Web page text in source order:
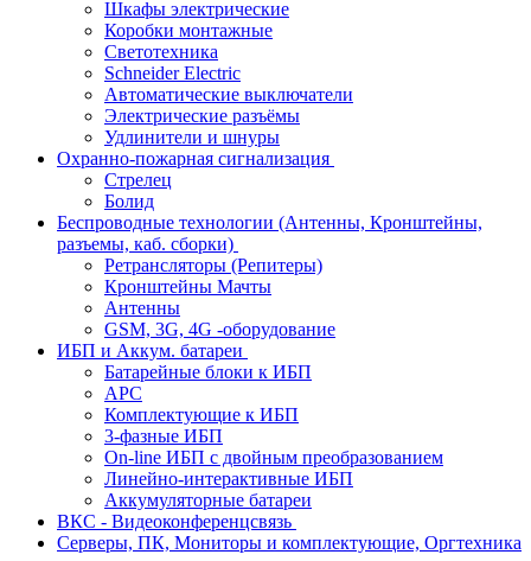
Шкафы электрические
Коробки монтажные
Светотехника
Schneider Electric
Автоматические выключатели
Электрические разъёмы
Удлинители и шнуры
Охранно-пожарная сигнализация
Стрелец
Болид
Беспроводные технологии (Антенны, Кронштейны,
разъемы, каб. сборки)
Ретрансляторы (Репитеры)
Кронштейны Мачты
Антенны
GSM, 3G, 4G -оборудование
ИБП и Аккум. батареи
Батарейные блоки к ИБП
APC
Комплектующие к ИБП
3-фазные ИБП
On-line ИБП с двойным преобразованием
Линейно-интерактивные ИБП
Аккумуляторные батареи
ВКС - Видеоконференцсвязь
Серверы, ПК, Мониторы и комплектующие, Оргтехника